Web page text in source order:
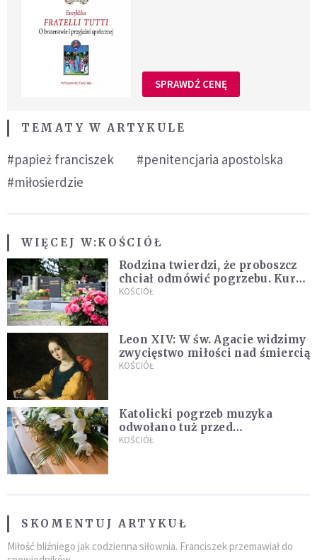
SPRAWDŹ CENĘ
TEMATY W ARTYKULE
#papież franciszek
#penitencjaria apostolska
#miłosierdzie
WIĘCEJ W:KOŚCIÓŁ
Rodzina twierdzi, że proboszcz
chciał odmówić pogrzebu. Kuria
zapowiada wyjaśnienia
KOŚCIÓŁ
Leon XIV: W św. Agacie widzimy
zwycięstwo miłości nad śmiercią
KOŚCIÓŁ
Katolicki pogrzeb muzyka
odwołano tuż przed
uroczystością. Powodem była
KOŚCIÓŁ
SKOMENTUJ ARTYKUŁ
Miłość bliźniego jak codzienna siłownia. Franciszek przemawiał do